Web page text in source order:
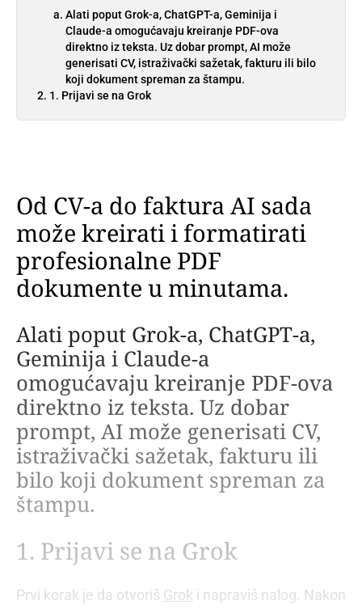
Alati poput Grok-a, ChatGPT-a, Geminija i
Claude-a omogućavaju kreiranje PDF-ova
direktno iz teksta. Uz dobar prompt, AI može
generisati CV, istraživački sažetak, fakturu ili bilo
koji dokument spreman za štampu.
1. Prijavi se na Grok
Od CV-a do faktura AI sada
može kreirati i formatirati
profesionalne PDF
dokumente u minutama.
Alati poput Grok-a, ChatGPT-a,
Geminija i Claude-a
omogućavaju kreiranje PDF-ova
direktno iz teksta. Uz dobar
prompt, AI može generisati CV,
istraživački sažetak, fakturu ili
bilo koji dokument spreman za
štampu.
1. Prijavi se na Grok
Prvi korak je da otvoriš Grok i napraviš nalog. Nakon